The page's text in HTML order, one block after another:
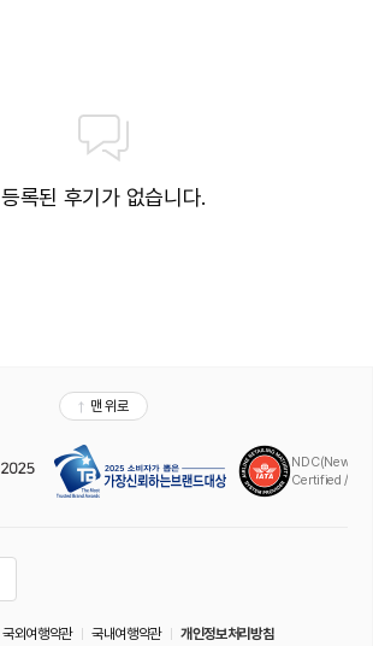
등록된 후기가 없습니다.